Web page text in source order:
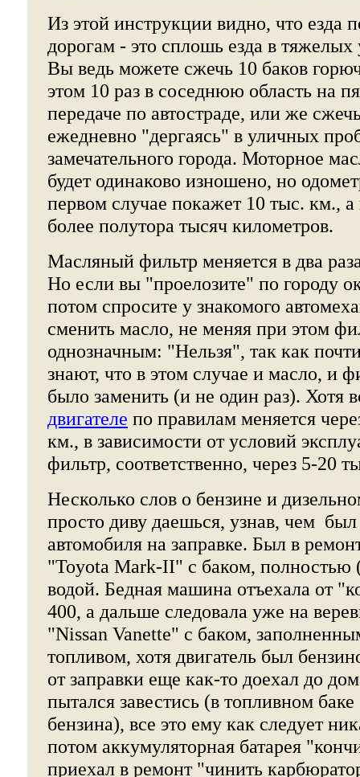
Из этой инструкции видно, что езда
дорогам - это сплошь езда в
Вы ведь можете сжечь 10 баков
этом 10 раз в соседнюю область на
передаче по автостраде, или же
ежедневно "дергаясь" в уличных
замечательного города. Моторное
будет одинаково изношено, но
первом случае покажет 10 тыс. км., а
более полутора тысяч километров.
Масляный фильтр меняется в два
Но если вы "проелозите" по городу
потом спросите у знакомого
сменить масло, не меняя при этом
однозначным: "Нельзя", так как
знают, что в этом случае и масло, и
было заменить (и не один раз). Хотя
двигателе по правилам меняется
км., в зависимости от условий
фильтр, соответственно, через 5-20
Несколько слов о бензине и
просто диву даешься, узнав, чем
автомобиля на заправке. Был в
"Toyota Mark-II" с баком, полностью
водой. Бедная машина отъехала от
400, а дальше следовала уже на
"Nissan Vanette" с баком,
топливом, хотя двигатель был
от заправки еще как-то доехал до
пытался завестись (в топливном
бензина), все это ему как следует
потом аккумуляторная батарея
приехал в ремонт "чинить